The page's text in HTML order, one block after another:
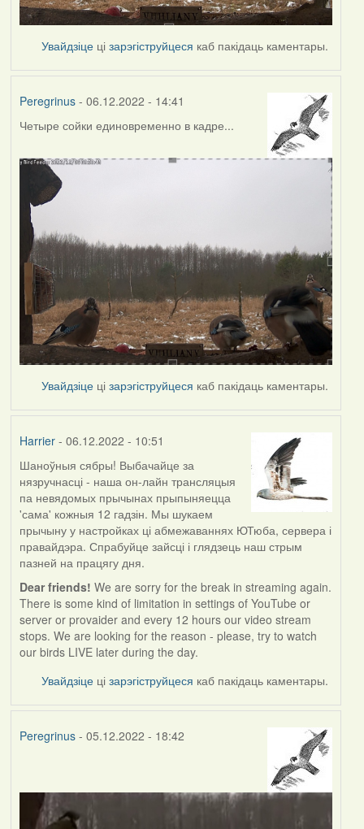
Увайдзіце цізарэгіструйцеся каб пакідаць каментары.
Peregrinus- 06.12.2022 - 14:41
Четыре сойки единовременно в кадре...
Увайдзіце цізарэгіструйцеся каб пакідаць каментары.
Harrier- 06.12.2022 - 10:51
Шаноўныя сябры! Выбачайце за
нязручнасці - наша он-лайн трансляцыя
па невядомых прычынах прыпыняецца
'сама' кожныя 12 гадзін. Мы шукаем
прычыну у настройках ці абмежаваннях ЮТюба, сервера і
правайдэра. Спрабуйце зайсці і глядзець наш стрым
пазней на працягу дня.
Dear friends! We are sorry for the break in streaming again.
There is some kind of limitation in settings of YouTube or
server or provaider and every 12 hours our video stream
stops. We are looking for the reason - please, try to watch
our birds LIVE later during the day.
Увайдзіце цізарэгіструйцеся каб пакідаць каментары.
Peregrinus- 05.12.2022 - 18:42